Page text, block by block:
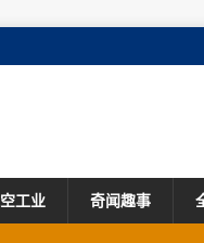
工业 奇闻趣事